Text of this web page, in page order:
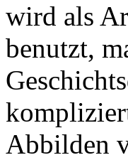
wird als
benutzt,
Abbilden